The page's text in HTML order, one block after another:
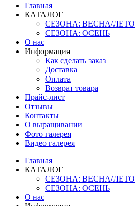
Главная
КАТАЛОГ
СЕЗОНА: ВЕСНА/ЛЕТО
СЕЗОНА: ОСЕНЬ
О нас
Информация
Как сделать заказ
Доставка
Оплата
Возврат товара
Прайс-лист
Отзывы
Контакты
О выращивании
Фото галерея
Видео галерея
Главная
КАТАЛОГ
СЕЗОНА: ВЕСНА/ЛЕТО
СЕЗОНА: ОСЕНЬ
О нас